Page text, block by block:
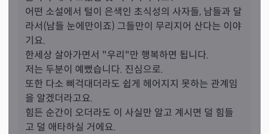
안 될수 있는 트윈플레임이라 하까요? (이전에도 들은 얘
기) 서로가 속이 짠한 사람들이라 꼭 잘되기를 기원해주는
느낌이 그냥이 아닌 정말 가족,아니 또다른 저같았던 느낌
을 준 분에요 제 성격도 주변 커플중 ,유독 사연이 예뻐,안타
까워 진심 내일처럼 잘됐으면 하는 그런 맘같이 느껴졌어
요 그래서 점성학식도 봐주시고,본인도 공부 더하고 있다
고 지금 좀 부족하다 타로랑 연관이 깊어 더할것이다 사실
대충 하셔도될거같은데 그 열정이 보람느끼시고 진심을 다
하는 성취감과 뿌듯한것이 뭔지 느껴졌어요 저도 일에 있
어떤 소설에서 털이 은색인 초식성의 사자들, 남들과 달
라서(남들 눈에만이죠) 그들만이 무리지어 산다는 이야
기요.
한세상 살아가면서 "우리"만 행복하면 됩니다.
저는 두분이 예뻤습니다. 진심으로.
또한 다소 삐걱대더라도 쉽게 헤어지지 못하는 관계임
을 알겠더라고요.
힘든 순간이 오더라도 이 사실만 알고 계시면 덜 힘들
고 덜 애타하실 거에요.